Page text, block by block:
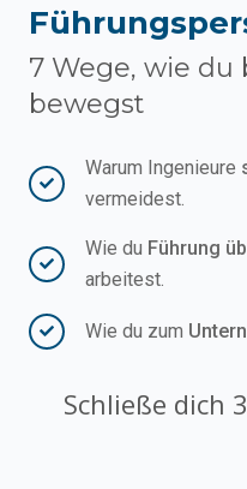
7 Wege, wie
bewegst
Warum Ingenieure
vermeidest.
Wie du Führung
arbeitest.
Wie du zum
Schließe dich